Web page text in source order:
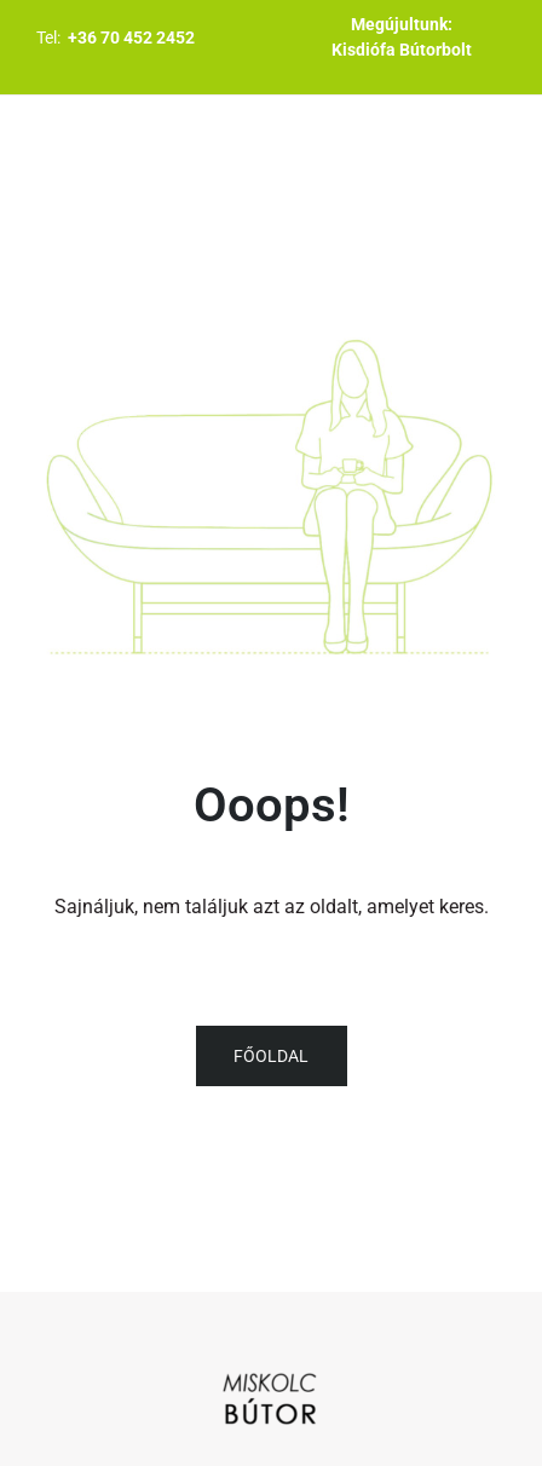
Tel: +36 70 452 2452
Megújultunk:
Kisdiófa Bútorbolt
Ooops!
Sajnáljuk, nem találjuk azt az oldalt, amelyet keres.
FŐOLDAL